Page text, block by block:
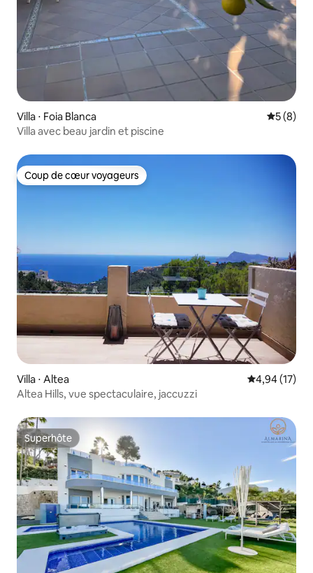
Villa ⋅ Foia Blanca
5 (8)
Villa avec beau jardin et piscine
Coup de cœur voyageurs
Coup de cœur voyageurs
Villa ⋅ Altea Évaluation
4,94 (17)
Altea Hills, vue spectaculaire, jaccuzzi
Superhôte
Superhôte